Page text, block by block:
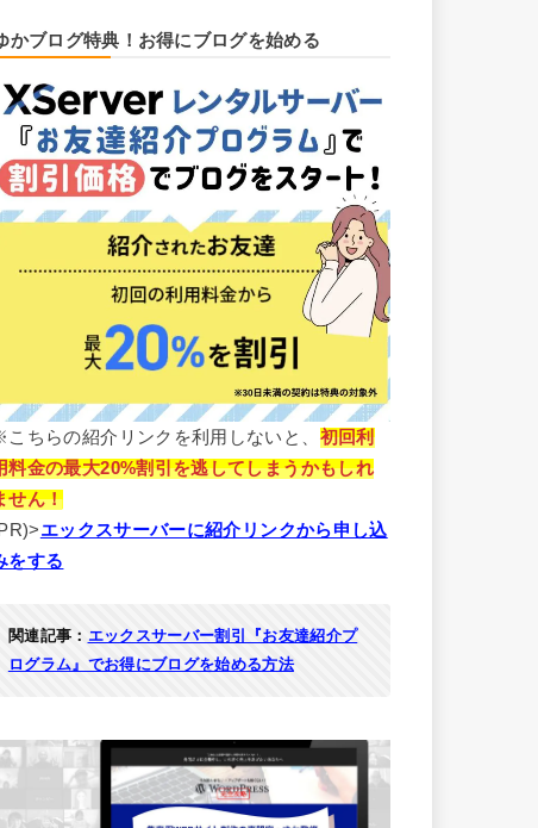
かブログ特典！お得にブログを始める
こちらの紹介リンクを利用しないと、 初回利
料金の最大20%割引を逃してしまうかもしれ
せん！
エックスサーバーに紹介リンクから申し込
をする
関連記事： エックスサーバー割引『お友達紹介プ
ログラム』でお得にブログを始める方法